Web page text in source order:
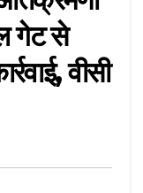
गेट से
वीसी